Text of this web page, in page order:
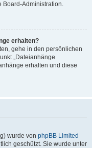
Board-Administration.
erhalten?
gehe in den persönlichen
„Dateianhänge
erhalten und diese
wurde von phpBB Limited
geschützt. Sie wurde unter